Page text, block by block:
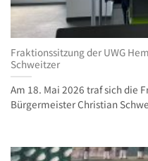
Fraktionssitzung der UWG
Schweitzer
Am 18. Mai 2026 traf sich die
Bürgermeister Christian